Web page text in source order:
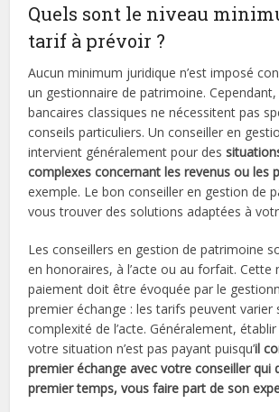
Quels sont le niveau
tarif à prévoir ?
Aucun minimum juridique n’est imposé
un gestionnaire de patrimoine.
bancaires classiques ne nécessitent pas
conseils particuliers. Un conseiller en
intervient généralement pour des
complexes concernant les revenus ou les
exemple. Le bon conseiller en gestion de
vous trouver des solutions adaptées à
Les conseillers en gestion de patrimoine
en honoraires, à l’acte ou au forfait. Cette
paiement doit être évoquée par le
premier échange : les tarifs peuvent varier
complexité de l’acte. Généralement,
votre situation n’est pas payant puisqu’il
premier échange avec votre conseiller qui
premier temps, vous faire part de son